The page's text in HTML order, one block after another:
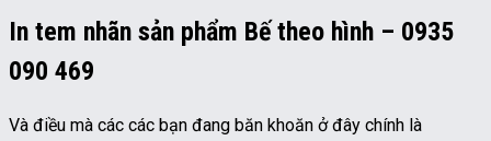
In tem nhãn sản phẩm Bế theo hình – 0935
090 469
Và điều mà các các bạn đang băn khoăn ở đây chính là